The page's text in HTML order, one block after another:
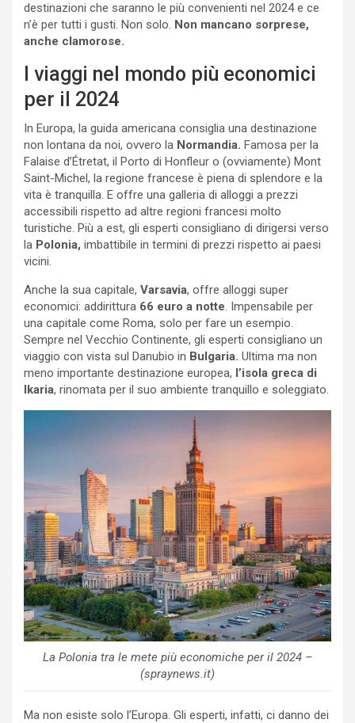
destinazioni che saranno le più convenienti nel 2024 e ce
n’è per tutti i gusti. Non solo. Non mancano sorprese,
anche clamorose.
I viaggi nel mondo più economici
per il 2024
In Europa, la guida americana consiglia una destinazione
non lontana da noi, ovvero la Normandia. Famosa per la
Falaise d’Étretat, il Porto di Honfleur o (ovviamente) Mont
Saint-Michel, la regione francese è piena di splendore e la
vita è tranquilla. E offre una galleria di alloggi a prezzi
accessibili rispetto ad altre regioni francesi molto
turistiche. Più a est, gli esperti consigliano di dirigersi verso
la Polonia, imbattibile in termini di prezzi rispetto ai paesi
vicini.
Anche la sua capitale, Varsavia, offre alloggi super
economici: addirittura 66 euro a notte. Impensabile per
una capitale come Roma, solo per fare un esempio.
Sempre nel Vecchio Continente, gli esperti consigliano un
viaggio con vista sul Danubio in Bulgaria. Ultima ma non
meno importante destinazione europea, l’isola greca di
Ikaria, rinomata per il suo ambiente tranquillo e soleggiato.
La Polonia tra le mete più economiche per il 2024 –
(spraynews.it)
Ma non esiste solo l’Europa. Gli esperti, infatti, ci danno dei